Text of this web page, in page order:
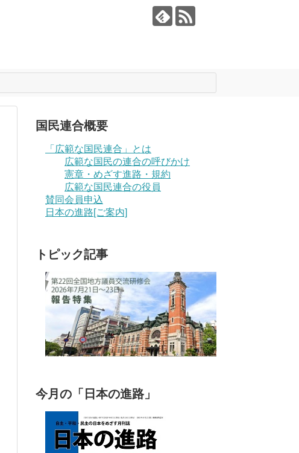
国民連合概要
「広範な国民連合」とは
広範な国民の連合の呼びかけ
憲章・めざす進路・規約
広範な国民連合の役員
賛同会員申込
日本の進路[ご案内]
トピック記事
今月の「日本の進路」